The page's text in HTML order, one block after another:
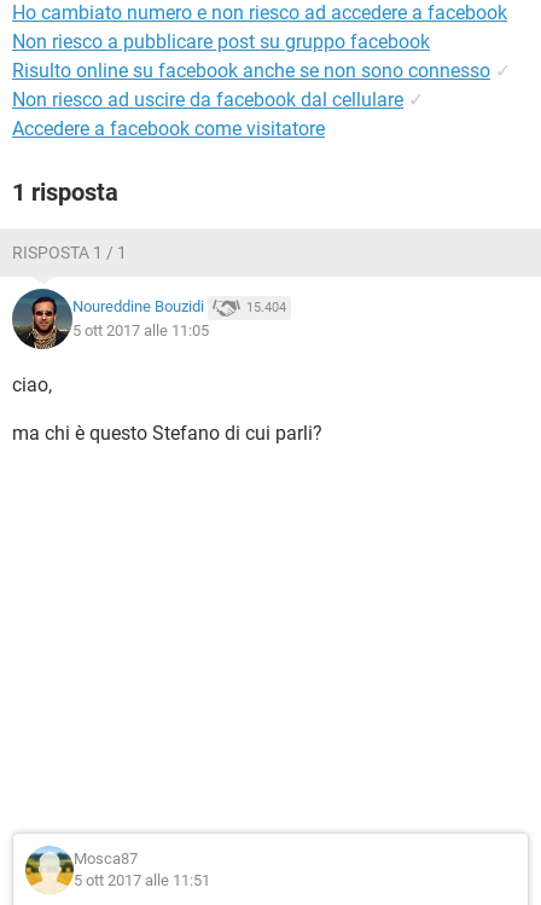
Ho cambiato numero e non riesco ad accedere a facebook
Non riesco a pubblicare post su gruppo facebook
Risulto online su facebook anche se non sono connesso ✓
Non riesco ad uscire da facebook dal cellulare ✓
Accedere a facebook come visitatore
1 risposta
RISPOSTA 1 / 1
Noureddine Bouzidi 15.404
5 ott 2017 alle 11:05
ciao,
ma chi è questo Stefano di cui parli?
Mosca87
5 ott 2017 alle 11:51